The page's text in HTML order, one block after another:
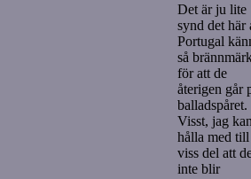
Det är ju lite
synd det här
Portugal
så
för att de
återigen går
balladspåret.
Visst, jag
hålla med till
viss del att
inte blir